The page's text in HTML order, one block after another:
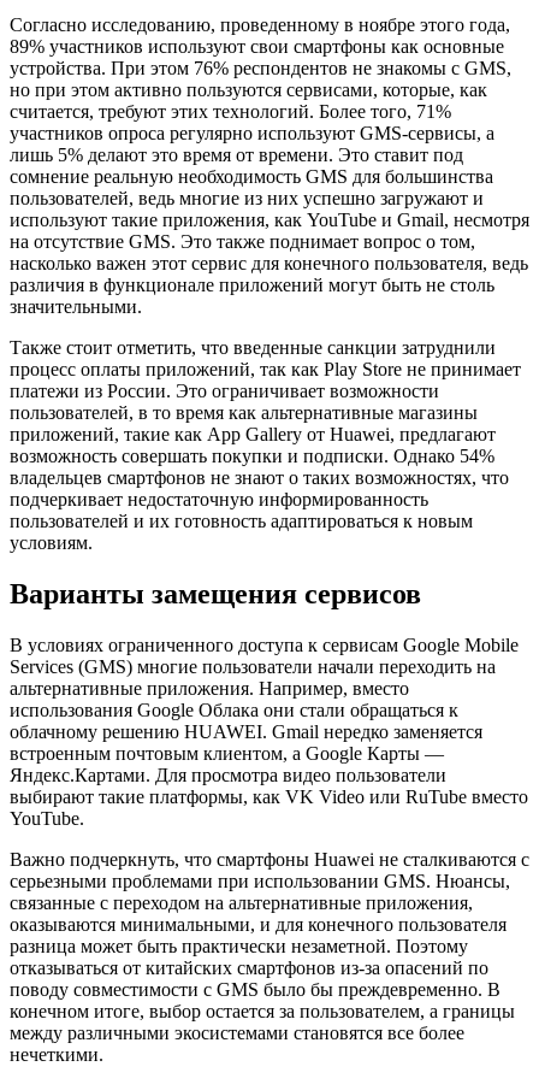
Согласно исследованию, проведенному в ноябре этого года,
89% участников используют свои смартфоны как основные
устройства. При этом 76% респондентов не знакомы с GMS,
но при этом активно пользуются сервисами, которые, как
считается, требуют этих технологий. Более того, 71%
участников опроса регулярно используют GMS-сервисы, а
лишь 5% делают это время от времени. Это ставит под
сомнение реальную необходимость GMS для большинства
пользователей, ведь многие из них успешно загружают и
используют такие приложения, как YouTube и Gmail, несмотря
на отсутствие GMS. Это также поднимает вопрос о том,
насколько важен этот сервис для конечного пользователя, ведь
различия в функционале приложений могут быть не столь
значительными.
Также стоит отметить, что введенные санкции затруднили
процесс оплаты приложений, так как Play Store не принимает
платежи из России. Это ограничивает возможности
пользователей, в то время как альтернативные магазины
приложений, такие как App Gallery от Huawei, предлагают
возможность совершать покупки и подписки. Однако 54%
владельцев смартфонов не знают о таких возможностях, что
подчеркивает недостаточную информированность
пользователей и их готовность адаптироваться к новым
условиям.
Варианты замещения сервисов
В условиях ограниченного доступа к сервисам Google Mobile
Services (GMS) многие пользователи начали переходить на
альтернативные приложения. Например, вместо
использования Google Облака они стали обращаться к
облачному решению HUAWEI. Gmail нередко заменяется
встроенным почтовым клиентом, а Google Карты —
Яндекс.Картами. Для просмотра видео пользователи
выбирают такие платформы, как VK Video или RuTube вместо
YouTube.
Важно подчеркнуть, что смартфоны Huawei не сталкиваются с
серьезными проблемами при использовании GMS. Нюансы,
связанные с переходом на альтернативные приложения,
оказываются минимальными, и для конечного пользователя
разница может быть практически незаметной. Поэтому
отказываться от китайских смартфонов из-за опасений по
поводу совместимости с GMS было бы преждевременно. В
конечном итоге, выбор остается за пользователем, а границы
между различными экосистемами становятся все более
нечеткими.